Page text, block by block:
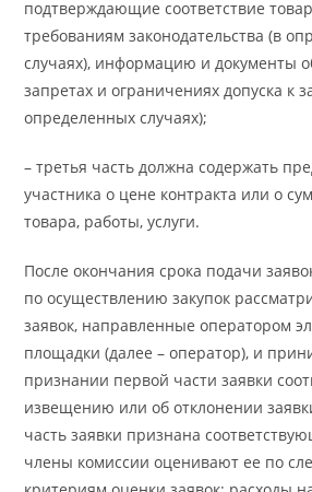
подтверждающие соответствие
требованиям законодательства (в
случаях), информацию и документы
запретах и ограничениях допуска к
определенных случаях);
– третья часть должна содержать
участника о цене контракта или о
товара, работы, услуги.
После окончания срока подачи
по осуществлению закупок
заявок, направленные оператором
площадки (далее – оператор), и
признании первой части заявки
извещению или об отклонении
часть заявки признана
члены комиссии оценивают ее по